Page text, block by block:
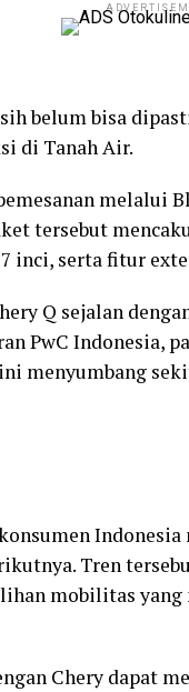
belum bisa
di Tanah Air.
melalui
tersebut
inci, serta fitur
Q sejalan
PwC Indonesia,
menyumbang
Tren
mobilitas
Chery dapat